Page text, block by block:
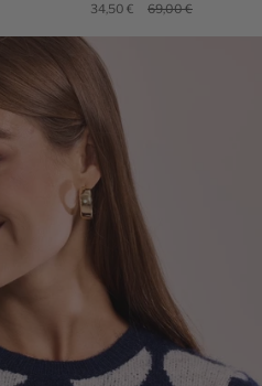
34,50 € 69,00 €